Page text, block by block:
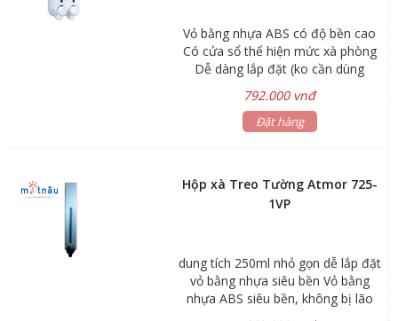
Vỏ bằng nhựa ABS có độ bền cao
Có cửa sổ thể hiện mức xà phòng
Dễ dàng lắp đặt (ko cần dùng
khoan) và thay xà phòng. Hộp chứa
và nút nhấn có thể tháo rời để vệ
sinh Nút nhấn thủy lực cho lượng xà
bệnh viện, khách sạn và các công
trình hiện đại Kích thước:
65x100x215 mm Dung tích : 250ml
792.000 vnđ
Đặt hàng
Hộp xà Treo Tường Atmor 725-
1VP
dung tích 250ml nhỏ gọn dễ lắp đặt
vỏ bằng nhựa siêu bền Vỏ bằng
nhựa ABS siêu bền, không bị lão
hóa. Nhấn 1 lần được 1.8ml. Có cửa